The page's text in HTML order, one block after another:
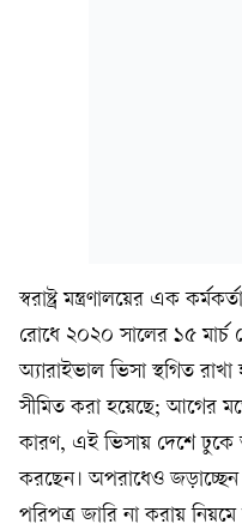
স্বরাষ্ট্র মন্ত্রণালয়ের এক
রোধে ২০২০ সালের ১৫ মার্চ
অ্যারাইভাল ভিসা স্থগিত
সীমিত করা হয়েছে; আগের
কারণ, এই ভিসায় দেশে
করছেন। অপরাধেও
পরিপত্র জারি না করায়